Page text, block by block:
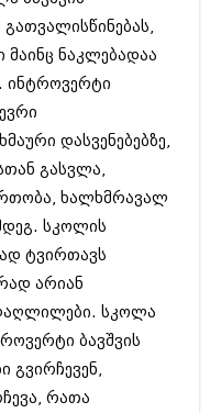
გათვალისწინებას,
ნაკლებადაა
ინტროვერტი
დასვენებებზე,
გასვლა,
ხალხმრავალ
სკოლის
ტვირთავს
არიან
სკოლა
ბავშვის
გვირჩევენ,
რათა